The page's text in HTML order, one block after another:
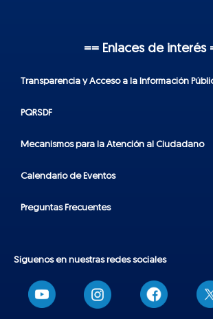
== Enlaces de interés
Transparencia y Acceso a la Información
PQRSDF
Mecanismos para la Atención al Ciudadano
Calendario de Eventos
Preguntas Frecuentes
Síguenos en nuestras redes sociales